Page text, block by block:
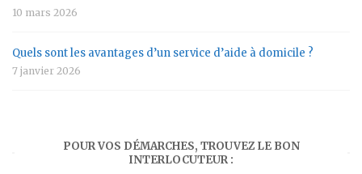
10 mars 2026
Quels sont les avantages d’un service d’aide à domicile ?
7 janvier 2026
POUR VOS DÉMARCHES, TROUVEZ LE BON
INTERLOCUTEUR :